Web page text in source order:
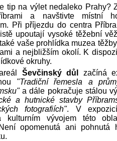
tip na výlet nedaleko Prahy?
a navštivte místní
Při příjezdu do centra
upoutají vysoké těžební
vaše prohlídka muzea
a nejbližším okolí. K
okruhy.
Ševčinský důl
začíná
"Tradiční řemesla a
a dále pokračuje stálou
a hutnické stavby
fotografiích". V
kulturním vývojem této
opomenutá ani pohnutá